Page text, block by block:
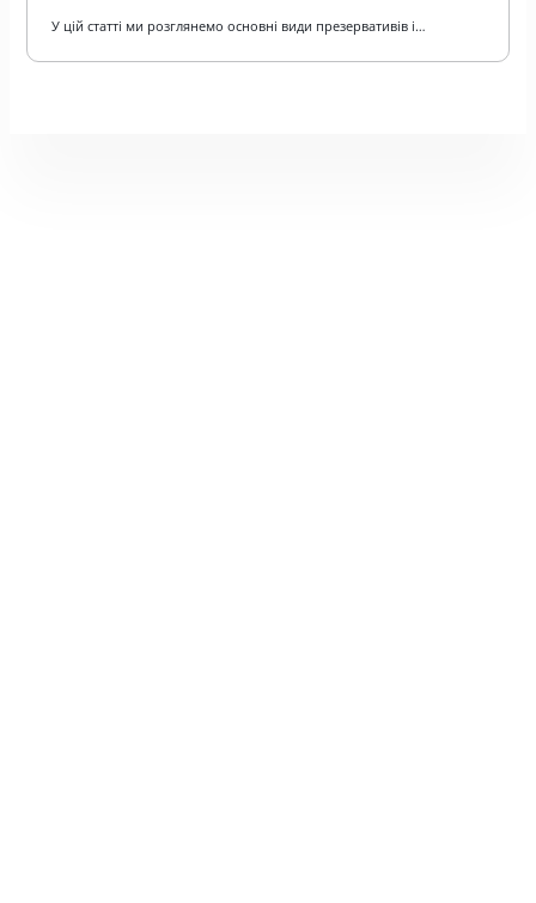
У цій статті ми розглянемо основні види презервативів і…